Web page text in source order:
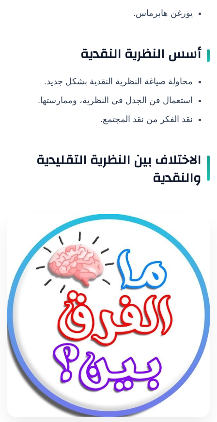
يورغن هابرماس.
أسس النظرية النقدية
محاولة صياغة النظرية النقدية بشكل جديد.
استعمال فن الجدل في النظرية، وممارستها.
نقد الفكر من نقد المجتمع.
الاختلاف بين النظرية التقليدية
والنقدية